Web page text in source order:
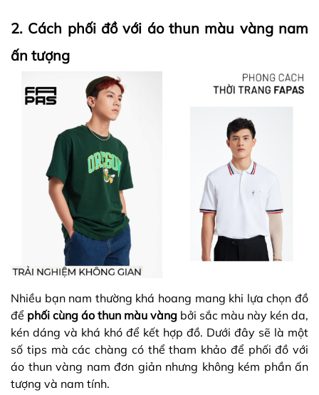
2. Cách phối đồ với áo thun màu vàng nam
ấn tượng
Nhiều bạn nam thường khá hoang mang khi lựa chọn đồ
để phối cùng áo thun màu vàng bởi sắc màu này kén da,
kén dáng và khá khó để kết hợp đồ. Dưới đây sẽ là một
số tips mà các chàng có thể tham khảo để phối đồ với
áo thun vàng nam đơn giản nhưng không kém phần ấn
tượng và nam tính.